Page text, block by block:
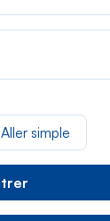
Aller simple